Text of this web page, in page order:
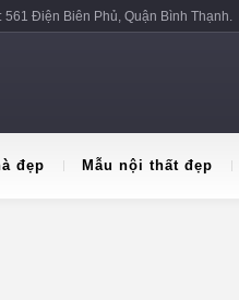
Điện Biên Phủ, Quận Bình Thạnh.
đẹp Mẫu nội thất đẹp